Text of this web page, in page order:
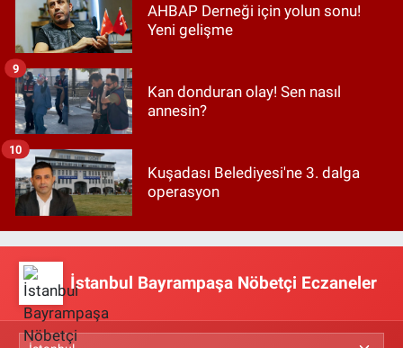
AHBAP Derneği için yolun sonu!
Yeni gelişme
Kan donduran olay! Sen nasıl
annesin?
9
Kuşadası Belediyesi'ne 3. dalga
operasyon
10
İstanbul Bayrampaşa Nöbetçi Eczaneler